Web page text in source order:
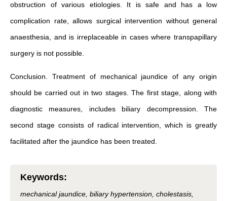
obstruction of various etiologies. It is safe and has a low
complication rate, allows surgical intervention without general
anaesthesia, and is irreplaceable in cases where transpapillary
surgery is not possible.
Conclusion. Treatment of mechanical jaundice of any origin
should be carried out in two stages. The first stage, along with
diagnostic measures, includes biliary decompression. The
second stage consists of radical intervention, which is greatly
facilitated after the jaundice has been treated.
Keywords:
mechanical jaundice, biliary hypertension, cholestasis,